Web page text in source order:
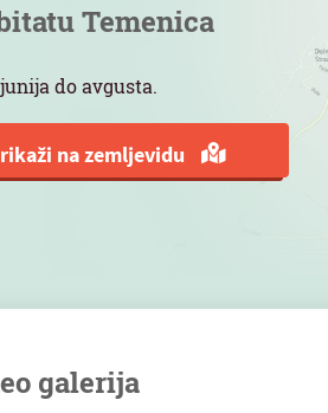
Temenica
do avgusta.
na zemljevidu
galerija